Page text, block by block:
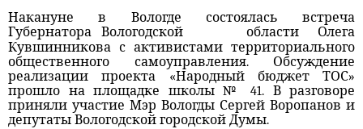
Накануне в Вологде состоялась встреча
Губернатора Вологодской
области
Олега
Кувшинникова с активистами территориального
общественного самоуправления. Обсуждение
реализации проекта «Народный бюджет ТОС»
прошло на площадке школы № 41. В разговоре
приняли участие Мэр Вологды Сергей Воропанов и
депутаты Вологодской городской Думы.